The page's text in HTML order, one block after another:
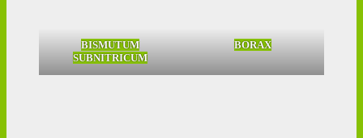
BISMUTUM
SUBNITRICUM
BORAX